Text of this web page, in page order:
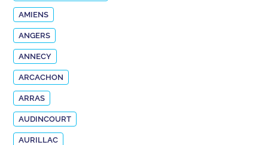
AMIENS
ANGERS
ANNECY
ARCACHON
ARRAS
AUDINCOURT
AURILLAC